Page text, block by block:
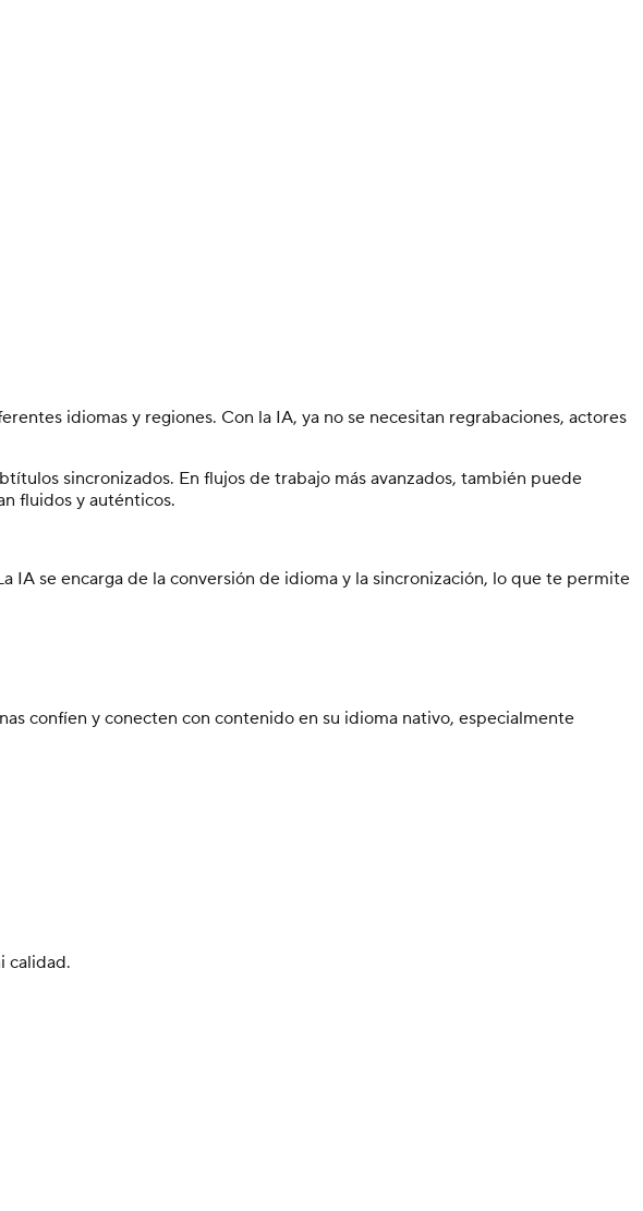
idiomas y regiones. Con la IA, ya no se necesitan regrabaciones, actores
sincronizados. En flujos de trabajo más avanzados, también puede
fluidos y auténticos.
IA se encarga de la conversión de idioma y la sincronización, lo que te permite
confíen y conecten con contenido en su idioma nativo, especialmente
calidad.